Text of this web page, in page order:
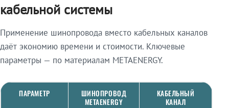
кабельной системы
Применение шинопровода вместо кабельных каналов
даёт экономию времени и стоимости. Ключевые
параметры — по материалам METAENERGY.
ПАРАМЕТР
ШИНОПРОВОД
METAENERGY
КАБЕЛЬНЫЙ
КАНАЛ